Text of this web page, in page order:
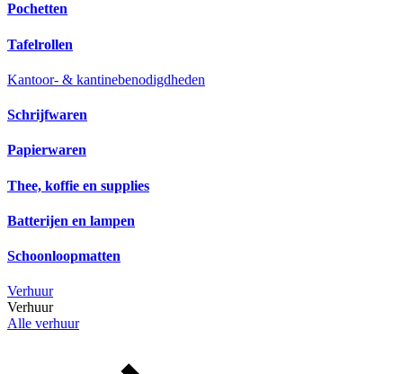
Pochetten
Tafelrollen
Kantoor- & kantinebenodigdheden
Schrijfwaren
Papierwaren
Thee, koffie en supplies
Batterijen en lampen
Schoonloopmatten
Verhuur
Verhuur
Alle verhuur